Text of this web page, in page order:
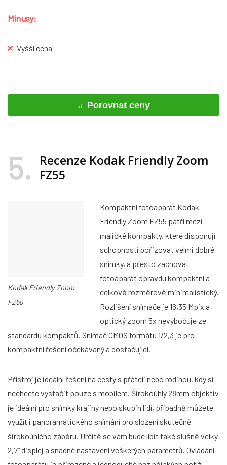
Mínusy:
Vyšší cena
Porovnat ceny
5
Recenze Kodak Friendly Zoom
FZ55
Kodak Friendly Zoom
FZ55
Kompaktní fotoaparát Kodak
Friendly Zoom FZ55 patří mezi
maličké kompakty, které disponují
schopností pořizovat velmi dobré
snímky, a přesto zachovat
fotoaparát opravdu kompaktní a
celkově rozměrově minimalistický.
Rozlišení snímače je 16,35 Mpix a
optický zoom 5x nevybočuje ze
standardu kompaktů. Snímač CMOS formátu 1/2,3 je pro
kompaktní řešení očekávaný a dostačující.
Přístroj je ideální řešení na cesty s přáteli nebo rodinou, kdy si
nechcete vystačit pouze s mobilem. Širokoúhlý 28mm objektiv
je ideální pro snímky krajiny nebo skupin lidí, případně můžete
využít i panoramatického snímání pro složení skutečně
širokoúhlého záběru. Určitě se vám bude líbit také slušně velký
2,7“ displej a snadné nastavení veškerých parametrů. Ovládání